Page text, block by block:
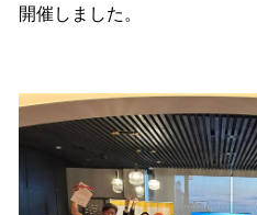
で
開催しました。